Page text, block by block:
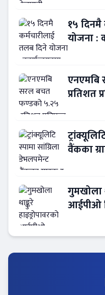
१५
योजना :
प्रतिशत
वैंकका
गुमखोला
आईपीओ